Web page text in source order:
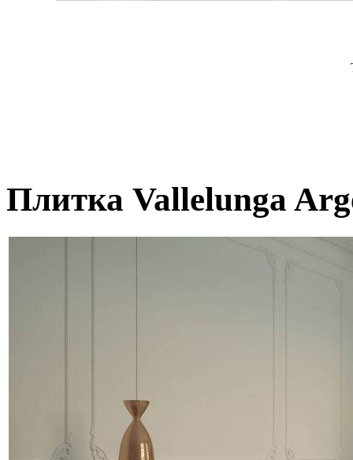
Плитка Vallelunga